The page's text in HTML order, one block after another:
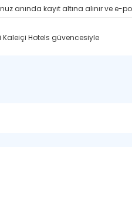
anında kayıt altına alınır ve e-
Kaleiçi Hotels güvencesiyle